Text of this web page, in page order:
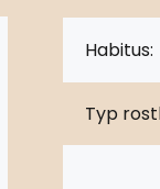
Habitus:
Typ